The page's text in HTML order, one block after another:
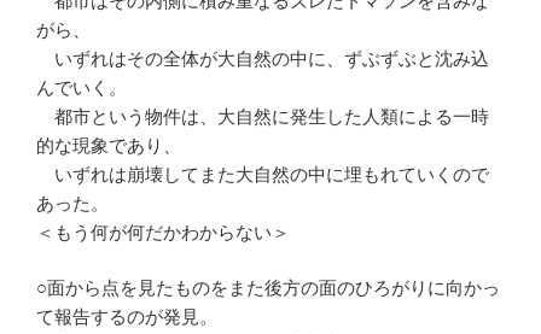
がら、
いずれはその全体が大自然の中に、ずぶずぶと沈み込
んでいく。
都市という物件は、大自然に発生した人類による一時
的な現象であり、
いずれは崩壊してまた大自然の中に埋もれていくので
あった。
＜もう何が何だかわからない＞
○面から点を見たものをまた後方の面のひろがりに向かっ
て報告するのが発見。